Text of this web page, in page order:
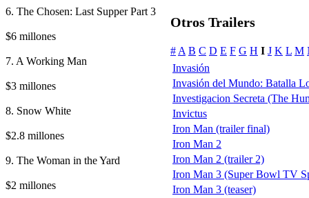
6. The Chosen: Last Supper Part 3
$6 millones
7. A Working Man
$3 millones
8. Snow White
$2.8 millones
9. The Woman in the Yard
$2 millones
Otros Trailers
# A B C D E F G H I J K L M
Invasión
Invasión del Mundo: Batalla
Investigacion Secreta (The
Invictus
Iron Man (trailer final)
Iron Man 2
Iron Man 2 (trailer 2)
Iron Man 3 (Super Bowl TV
Iron Man 3 (teaser)